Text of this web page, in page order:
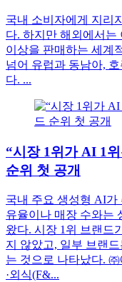
국내 소비자에게 지리
다. 하지만 해외에서는
이상을 판매하는 세계
넘어 유럽과 동남아,
다. ...
“시장 1위가 AI 1
순위 첫 공개
국내 주요 생성형 AI가
유율이나 매장 수와는
왔다. 시장 1위 브랜드
지 않았고, 일부 브랜
는 것으로 나타났다.
·외식(F&...